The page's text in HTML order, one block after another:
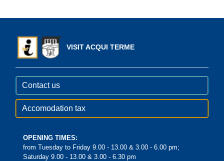
VISIT ACQUI TERME
Contact us
Accomodation tax
OPENING TIMES:
from Tuesday to Friday 9.00 - 13.00 & 3.00 - 6.00 pm;
Saturday 9.00 - 13.00 & 3.00 - 6.30 pm